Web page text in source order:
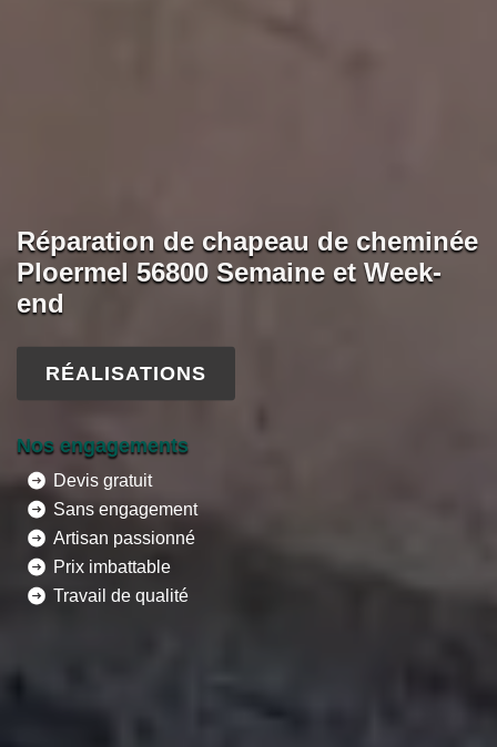
Réparation de chapeau de cheminée
Ploermel 56800 Semaine et Week-
end
RÉALISATIONS
Nos engagements
Devis gratuit
Sans engagement
Artisan passionné
Prix imbattable
Travail de qualité